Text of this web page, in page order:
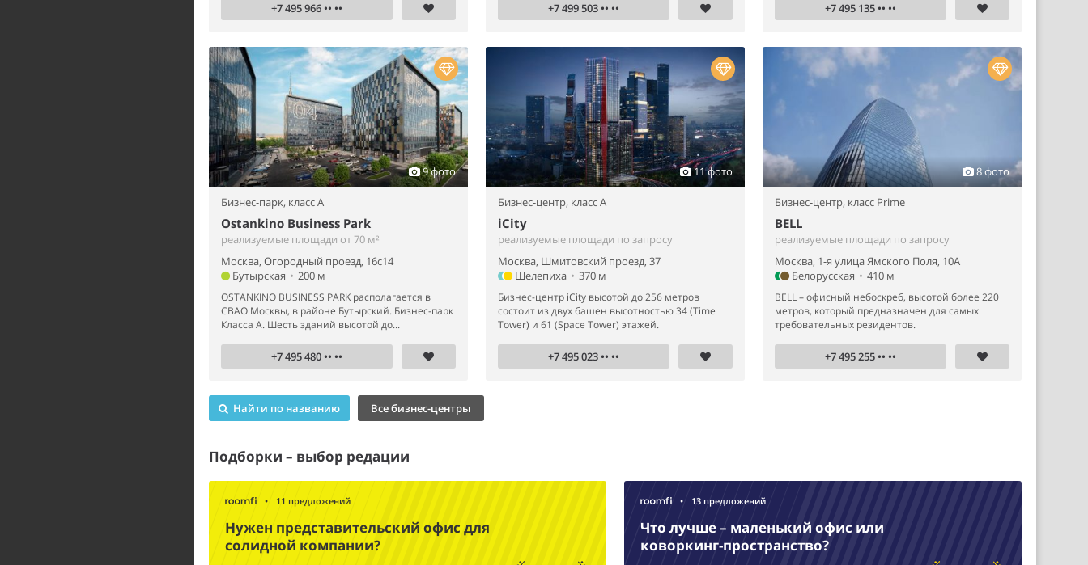
+7 495 966 •• •• +7 499 503 •• •• +7 495 135 •• ••
9 фото
Бизнес-парк, класс A
Ostankino Business Park
реализуемые площади от 70 м²
Москва, Огородный проезд, 16с14
Бутырская • 200 м
OSTANKINO BUSINESS PARK располагается в
СВАО Москвы, в районе Бутырский. Бизнес-парк
Класса А. Шесть зданий высотой до...
+7 495 480 •• ••
11 фото
Бизнес-центр, класс A
iCity
реализуемые площади по запросу
Москва, Шмитовский проезд, 37
Шелепиха • 370 м
Бизнес-центр iCity высотой до 256 метров
состоит из двух башен высотностью 34 (Time
Tower) и 61 (Space Tower) этажей.
+7 495 023 •• ••
8 фото
Бизнес-центр, класс Prime
BELL
реализуемые площади по запросу
Москва, 1-я улица Ямского Поля, 10А
Белорусская • 410 м
BELL – офисный небоскреб, высотой более 220
метров, который предназначен для самых
требовательных резидентов.
+7 495 255 •• ••
Найти по названию Все бизнес-центры
Подборки – выбор редации
• 11 предложений
Нужен представительский офис для
солидной компании?
• 13 предложений
Что лучше – маленький офис или
коворкинг-пространство?